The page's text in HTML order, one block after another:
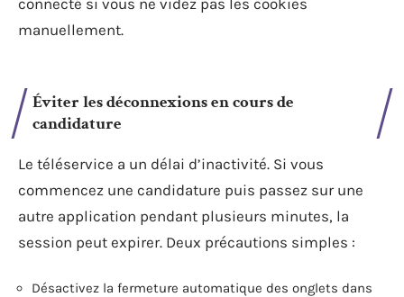
manuellement.
Éviter les déconnexions en cours de
candidature
Le téléservice a un délai d’inactivité. Si vous
commencez une candidature puis passez sur une
autre application pendant plusieurs minutes, la
session peut expirer. Deux précautions simples :
Désactivez la fermeture automatique des onglets dans